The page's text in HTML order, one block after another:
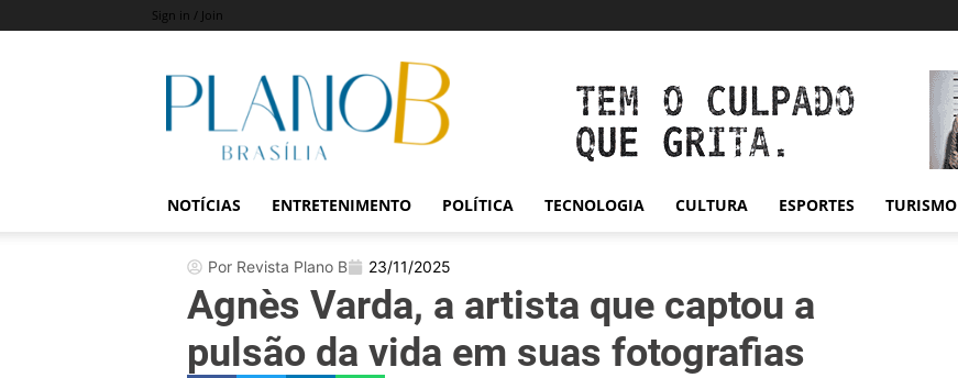
Sign in / Join
Revista
Plano
NOTÍCIAS ENTRETENIMENTO POLÍTICA TECNOLOGIA CULTURA ESPORTES TURISMO
Por Revista Plano B 23/11/2025
Agnès Varda, a artista que captou a
pulsão da vida em suas fotografias